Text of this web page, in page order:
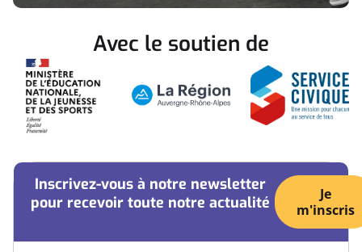
Avec le soutien de
Inscrivez-vous à notre newsletter
pour recevoir toute notre actualité
Je
m'inscris